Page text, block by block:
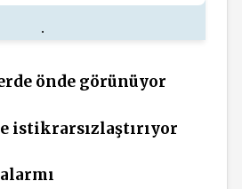
.
önde görünüyor
istikrarsızlaştırıyor